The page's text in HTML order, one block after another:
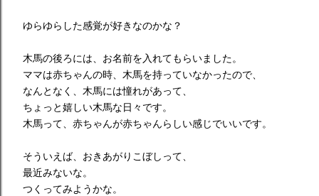
ゆらゆらした感覚が好きなのかな？
木馬の後ろには、お名前を入れてもらいました。
ママは赤ちゃんの時、木馬を持っていなかったので、
なんとなく、木馬には憧れがあって、
ちょっと嬉しい木馬な日々です。
木馬って、赤ちゃんが赤ちゃんらしい感じでいいです。
そういえば、おきあがりこぼしって、
最近みないな。
つくってみようかな。